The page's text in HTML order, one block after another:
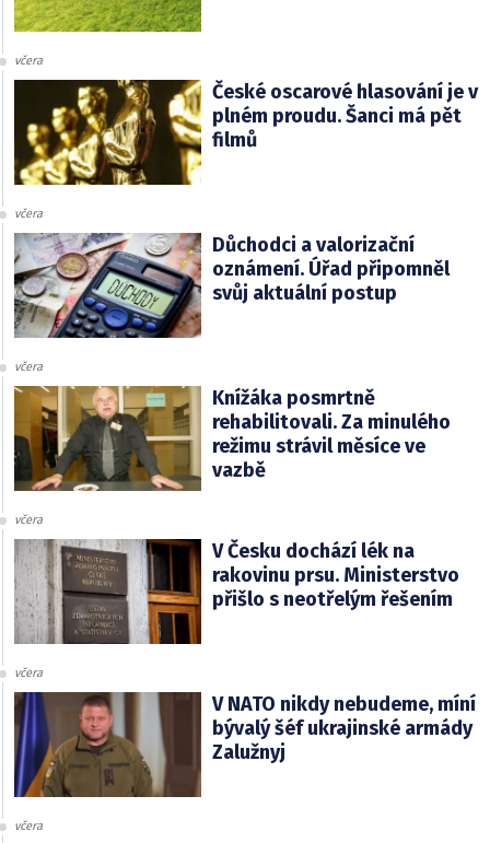
včera
České oscarové hlasování je v
plném proudu. Šanci má pět
filmů
včera
Důchodci a valorizační
oznámení. Úřad připomněl
svůj aktuální postup
včera
Knížáka posmrtně
rehabilitovali. Za minulého
režimu strávil měsíce ve
vazbě
včera
V Česku dochází lék na
rakovinu prsu. Ministerstvo
přišlo s neotřelým řešením
včera
V NATO nikdy nebudeme, míní
bývalý šéf ukrajinské armády
Zalužnyj
včera